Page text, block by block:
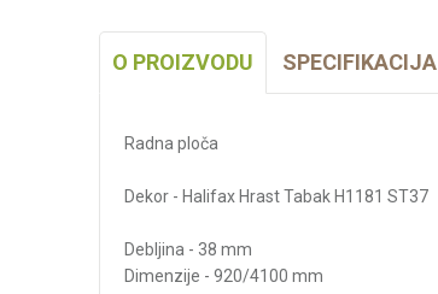
O PROIZVODU SPECIFIKACIJA
Radna ploča
Dekor - Halifax Hrast Tabak H1181 ST37
Debljina - 38 mm
Dimenzije - 920/4100 mm